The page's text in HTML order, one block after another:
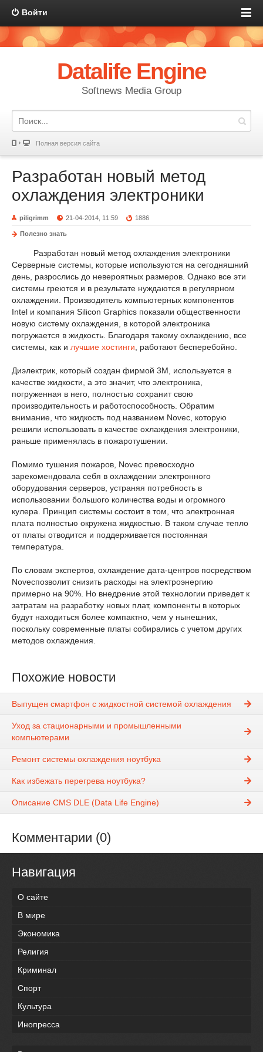
Войти
Datalife Engine
Softnews Media Group
Полная версия сайта
Разработан новый метод
охлаждения электроники
piligrimm 21-04-2014, 11:59 1886
Полезно знать
Разработан новый метод охлаждения электроники
Серверные системы, которые используются на сегодняшний
день, разрослись до невероятных размеров. Однако все эти
системы греются и в результате нуждаются в регулярном
охлаждении. Производитель компьютерных компонентов
Intel и компания Silicon Graphics показали общественности
новую систему охлаждения, в которой электроника
погружается в жидкость. Благодаря такому охлаждению, все
системы, как и лучшие хостинги , работают бесперебойно.
Диэлектрик, который создан фирмой 3М, используется в
качестве жидкости, а это значит, что электроника,
погруженная в него, полностью сохранит свою
производительность и работоспособность. Обратим
внимание, что жидкость под названием Novec, которую
решили использовать в качестве охлаждения электроники,
раньше применялась в пожаротушении.
Помимо тушения пожаров, Novec превосходно
зарекомендовала себя в охлаждении электронного
оборудования серверов, устраняя потребность в
использовании большого количества воды и огромного
кулера. Принцип системы состоит в том, что электронная
плата полностью окружена жидкостью. В таком случае тепло
от платы отводится и поддерживается постоянная
температура.
По словам экспертов, охлаждение дата-центров посредством
Novecпозволит снизить расходы на электроэнергию
примерно на 90%. Но внедрение этой технологии приведет к
затратам на разработку новых плат, компоненты в которых
будут находиться более компактно, чем у нынешних,
поскольку современные платы собирались с учетом других
методов охлаждения.
Похожие новости
Выпущен смартфон с жидкостной системой охлаждения
Уход за стационарными и промышленными
компьютерами
Ремонт системы охлаждения ноутбука
Как избежать перегрева ноутбука?
Описание CMS DLE (Data Life Engine)
Комментарии (0)
Навигация
О сайте
В мире
Экономика
Религия
Криминал
Спорт
Культура
Инопресса